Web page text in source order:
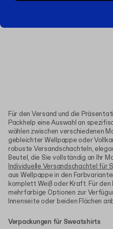
Für den Versand und die
Packhelp eine Auswahl an
wählen zwischen verschiedenen
gebleichter Wellpappe oder
robuste Versandschachteln,
Beutel, die Sie vollständig an Ihr
Individuelle Versandschachtel für
aus Wellpappe in den
komplett Weiß oder Kraft. Für
mehrfarbige Optionen zur
Innenseite oder beiden Flächen
Verpackungen für Sweatshirts